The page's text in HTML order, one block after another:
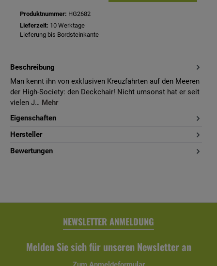
Produktnummer: HG2682
Lieferzeit: 10 Werktage
Lieferung bis Bordsteinkante
Beschreibung
Man kennt ihn von exklusiven Kreuzfahrten auf den Meeren
der High-Society: den Deckchair! Nicht umsonst hat er seit
vielen J… Mehr
Eigenschaften
Hersteller
Bewertungen
NEWSLETTER ANMELDUNG
Melden Sie sich für unseren Newsletter an